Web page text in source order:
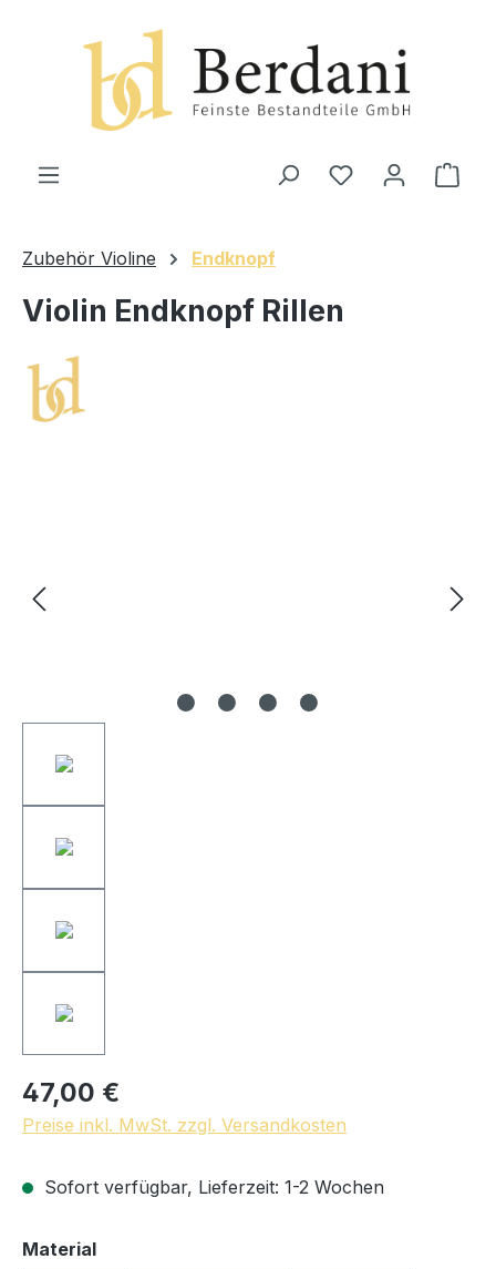
Zubehör Violine Endknopf
Violin Endknopf Rillen
47,00 €
Preise inkl. MwSt. zzgl. Versandkosten
Sofort verfügbar, Lieferzeit: 1-2 Wochen
Materialauswählen